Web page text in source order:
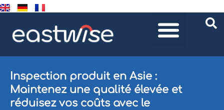
Inspection produit en Asie :
Maintenez une qualité élevée et
réduisez vos coûts avec le